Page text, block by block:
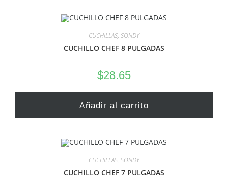
CUCHILLAS, SONDY
CUCHILLO CHEF 8 PULGADAS
$28.65
Añadir al carrito
CUCHILLAS, SONDY
CUCHILLO CHEF 7 PULGADAS